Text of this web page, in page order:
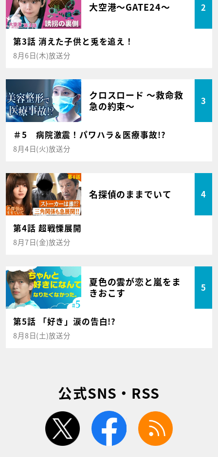
大空港～GATE24～ 2
第3話 消えた子供と兎を追え！
8月6日(木)放送分
クロスロード ～救命救
急の約束～
3
＃5 病院激震！パワハラ＆医療事故!?
8月4日(火)放送分
名探偵のままでいて 4
第4話 超戦慄展開
8月7日(金)放送分
夏色の雲が恋と嵐をま
きおこす
5
第5話 「好き」涙の告白!?
8月8日(土)放送分
公式SNS・RSS
twitter facebook